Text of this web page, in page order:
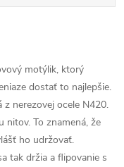
motýlik, ktorý
dostať to najlepšie.
z nerezovej ocele N420.
nitov. To znamená, že
ho udržovať.
tak držia a flipovanie s